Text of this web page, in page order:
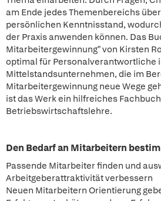
am Ende jedes Themenbereichs
persönlichen Kenntnisstand,
der Praxis anwenden können. Das
Mitarbeitergewinnung" von Kirsten
optimal für Personalverantwortliche
Mittelstandsunternehmen, die im
Mitarbeitergewinnung neue Wege
ist das Werk ein hilfreiches
Betriebswirtschaftslehre.
Den Bedarf an Mitarbeitern
Passende Mitarbeiter finden und
Arbeitgeberattraktivität verbessern
Neuen Mitarbeitern Orientierung